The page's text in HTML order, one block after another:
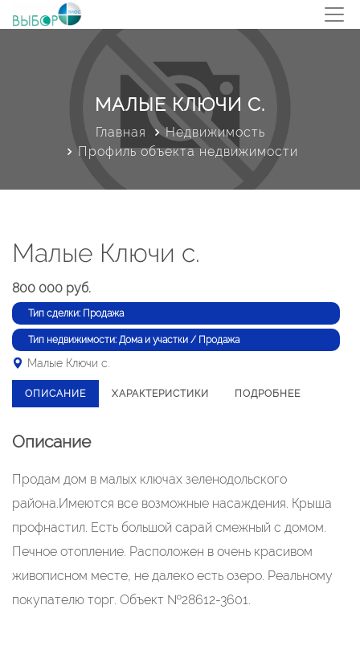
МАЛЫЕ КЛЮЧИ С.
Главная
Недвижимость
Профиль объекта недвижимости
Малые Ключи с.
800 000 руб.
Тип сделки: Продажа
Тип недвижимости: Дома и участки / Продажа
Малые Ключи с.
ОПИСАНИЕ ХАРАКТЕРИСТИКИ ПОДРОБНЕЕ
Описание
Продам дом в малых ключах зеленодольского
района.Имеются все возможные насаждения. Крыша
профнастил. Есть большой сарай смежный с домом.
Печное отопление. Расположен в очень красивом
живописном месте, не далеко есть озеро. Реальному
покупателю торг. Объект №28612-3601.